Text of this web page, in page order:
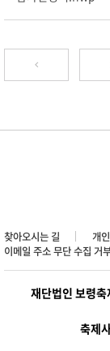
찾아오시는 길 개
이메일 주소 무단 수집 거
재단법인 보령
축제